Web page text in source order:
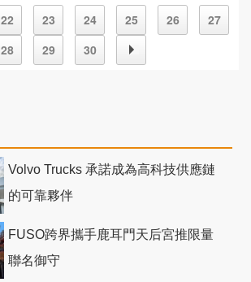
22 23 24 25 26
27
28
29 30
Volvo Trucks 承諾成為高科技供應鏈
的可靠夥伴
FUSO跨界攜手鹿耳門天后宮推限量
聯名御守